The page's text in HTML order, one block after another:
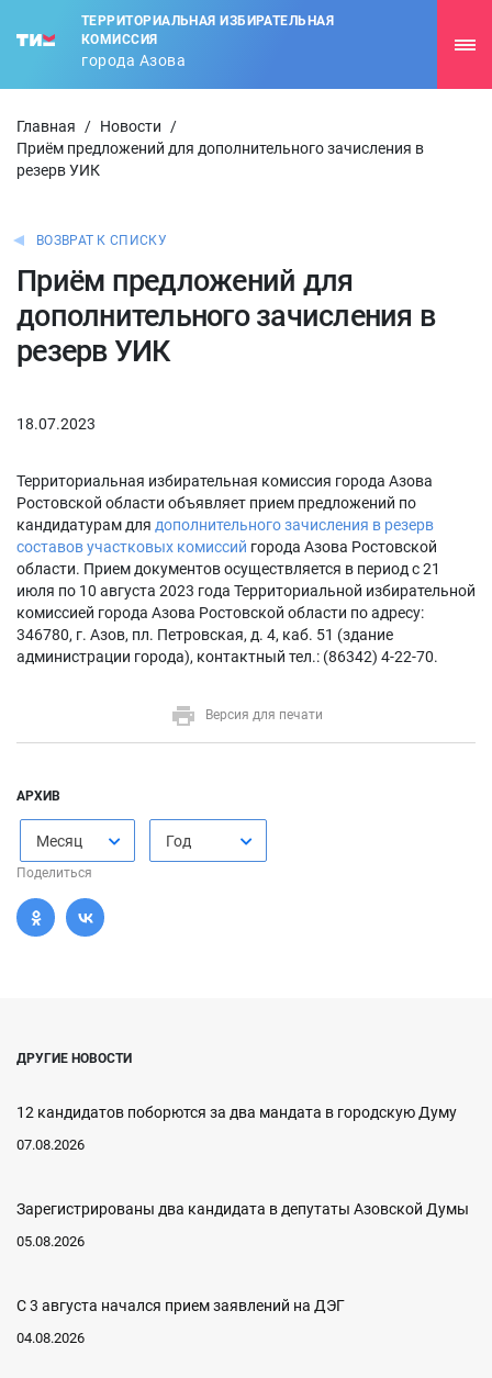
ТЕРРИТОРИАЛЬНАЯ ИЗБИРАТЕЛЬНАЯ
КОМИССИЯ
города Азова
Главная / Новости
/
Приём предложений для дополнительного зачисления в
резерв УИК
ВОЗВРАТ К СПИСКУ
Приём предложений для
дополнительного зачисления в
резерв УИК
18.07.2023
Территориальная избирательная комиссия города Азова
Ростовской области объявляет прием предложений по
кандидатурам для дополнительного зачисления в резерв
составов участковых комиссий города Азова Ростовской
области. Прием документов осуществляется в период с 21
июля по 10 августа 2023 года Территориальной избирательной
комиссией города Азова Ростовской области по адресу:
346780, г. Азов, пл. Петровская, д. 4, каб. 51 (здание
администрации города), контактный тел.: (86342) 4-22-70.
Версия для печати
АРХИВ
Месяц Год
Поделиться
ДРУГИЕ НОВОСТИ
12 кандидатов поборются за два мандата в городскую Думу
07.08.2026
Зарегистрированы два кандидата в депутаты Азовской Думы
05.08.2026
С 3 августа начался прием заявлений на ДЭГ
04.08.2026